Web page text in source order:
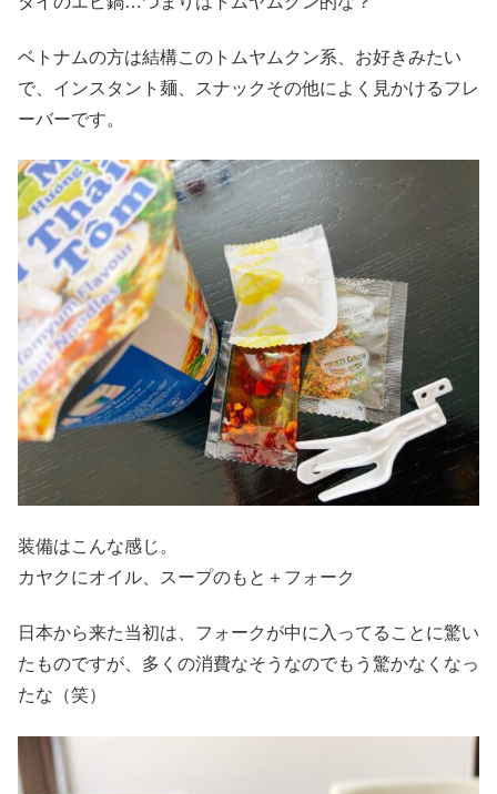
ベトナムの方は結構このトムヤムクン系、お好きみたい
で、インスタント麺、スナックその他によく見かけるフレ
ーバーです。
装備はこんな感じ。
カヤクにオイル、スープのもと＋フォーク
日本から来た当初は、フォークが中に入ってることに驚い
たものですが、多くの消費なそうなのでもう驚かなくなっ
たな（笑）